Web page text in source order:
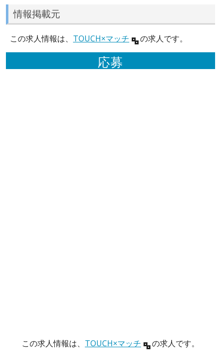
情報掲載元
この求人情報は、 TOUCH×マッチ の求人です。
応募
この求人情報は、 TOUCH×マッチ の求人です。